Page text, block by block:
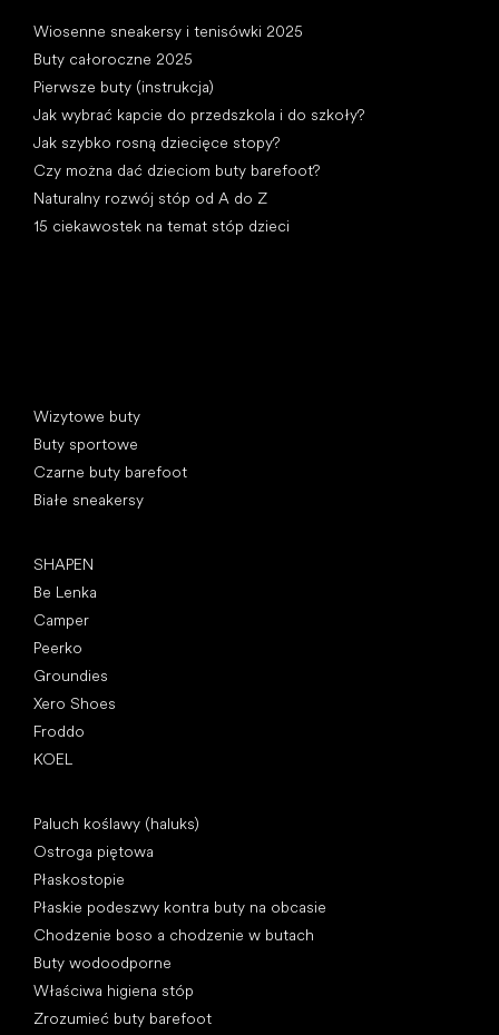
Wiosenne sneakersy i tenisówki 2025
Buty całoroczne 2025
Pierwsze buty (instrukcja)
Jak wybrać kapcie do przedszkola i do szkoły?
Jak szybko rosną dziecięce stopy?
Czy można dać dzieciom buty barefoot?
Naturalny rozwój stóp od A do Z
15 ciekawostek na temat stóp dzieci
Wizytowe buty
Buty sportowe
Czarne buty barefoot
Białe sneakersy
SHAPEN
Be Lenka
Camper
Peerko
Groundies
Xero Shoes
Froddo
KOEL
Paluch koślawy (haluks)
Ostroga piętowa
Płaskostopie
Płaskie podeszwy kontra buty na obcasie
Chodzenie boso a chodzenie w butach
Buty wodoodporne
Właściwa higiena stóp
Zrozumieć buty barefoot